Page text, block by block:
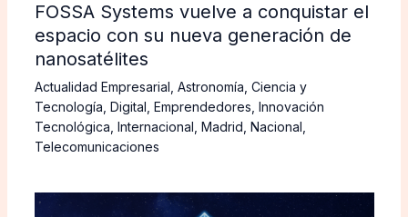
FOSSA Systems vuelve a conquistar el
espacio con su nueva generación de
nanosatélites
Actualidad Empresarial Astronomía Ciencia y
Tecnología Digital Emprendedores Innovación
Tecnológica Internacional Madrid Nacional
Telecomunicaciones